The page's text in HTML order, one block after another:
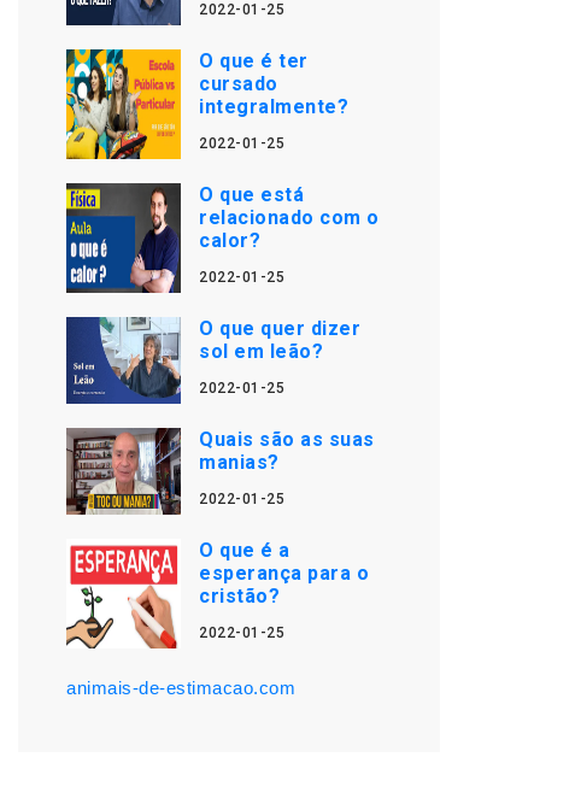
2022-01-25
O que é ter
cursado
integralmente?
2022-01-25
O que está
relacionado com o
calor?
2022-01-25
O que quer dizer
sol em leão?
2022-01-25
Quais são as suas
manias?
2022-01-25
O que é a
esperança para o
cristão?
2022-01-25
animais-de-estimacao.com